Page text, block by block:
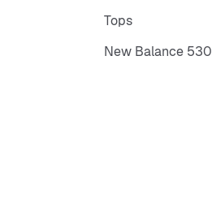
Tops
New Balance 530